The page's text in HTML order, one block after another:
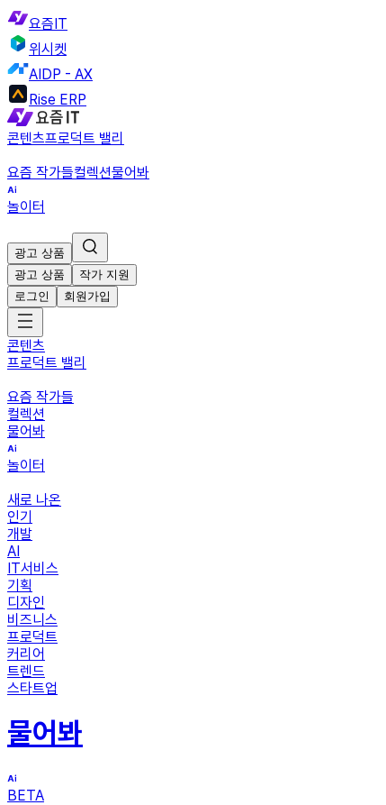
요즘IT
위시켓
AIDP - AX
Rise ERP
콘텐츠프로덕트 밸리
요즘 작가들컬렉션물어봐
놀이터
광고 상품
광고 상품
작가 지원
로그인
회원가입
콘텐츠
프로덕트 밸리
요즘 작가들
컬렉션
물어봐
놀이터
새로 나온
인기
개발
AI
IT서비스
기획
디자인
비즈니스
프로덕트
커리어
트렌드
스타트업
물어봐
BETA